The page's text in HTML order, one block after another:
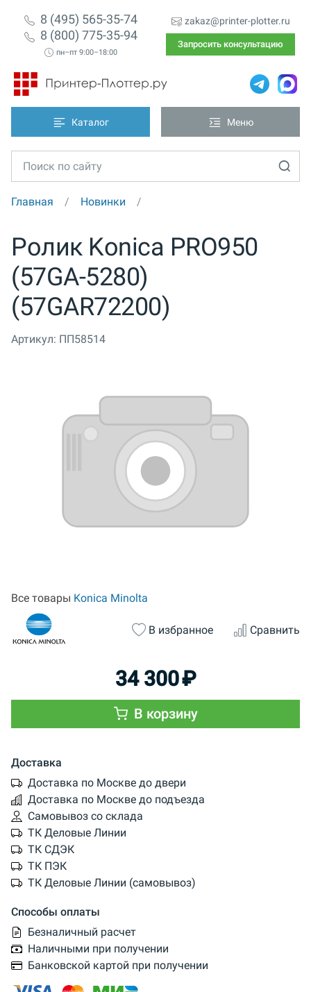
8 (495) 565-35-74
8 (800) 775-35-94
пн–пт 9:00–18:00
zakaz@printer-plotter.ru
Запросить консультацию
Каталог Меню
Главная Новинки
Ролик Konica PRO950
(57GA-5280)
(57GAR72200)
Артикул: ПП58514
Все товары Konica Minolta
В избранное Сравнить
34 300₽
В корзину
Доставка
Доставка по Москве до двери
Доставка по Москве до подъезда
Самовывоз со склада
ТК Деловые Линии
ТК СДЭК
ТК ПЭК
ТК Деловые Линии (самовывоз)
Способы оплаты
Безналичный расчет
Наличными при получении
Банковской картой при получении